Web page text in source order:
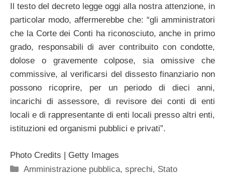
Il testo del decreto legge oggi alla nostra attenzione, in
particolar modo, affermerebbe che: “gli amministratori
che la Corte dei Conti ha riconosciuto, anche in primo
grado, responsabili di aver contribuito con condotte,
dolose o gravemente colpose, sia omissive che
commissive, al verificarsi del dissesto finanziario non
possono ricoprire, per un periodo di dieci anni,
incarichi di assessore, di revisore dei conti di enti
locali e di rappresentante di enti locali presso altri enti,
istituzioni ed organismi pubblici e privati”.
Photo Credits | Getty Images
Categorie
Amministrazione pubblica,sprechi, Stato